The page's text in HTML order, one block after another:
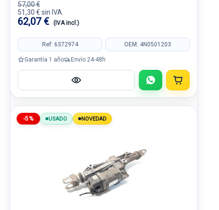
57,00 €
51,30 € sin IVA.
62,07 € (IVA incl.)
Ref: 6372974 OEM: 4N0501203
Garantía 1 año Envío 24-48h
-5% USADO NOVEDAD